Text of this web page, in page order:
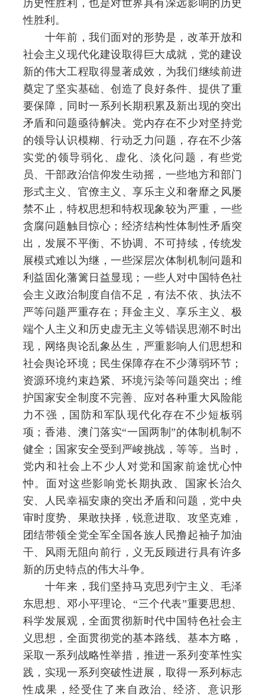
历史性胜利，也是对世界具有深远影响的历史
性胜利。
十年前，我们面对的形势是，改革开放和
社会主义现代化建设取得巨大成就，党的建设
新的伟大工程取得显著成效，为我们继续前进
奠定了坚实基础、创造了良好条件、提供了重
要保障，同时一系列长期积累及新出现的突出
矛盾和问题亟待解决。党内存在不少对坚持党
的领导认识模糊、行动乏力问题，存在不少落
实党的领导弱化、虚化、淡化问题，有些党
员、干部政治信仰发生动摇，一些地方和部门
形式主义、官僚主义、享乐主义和奢靡之风屡
禁不止，特权思想和特权现象较为严重，一些
贪腐问题触目惊心；经济结构性体制性矛盾突
出，发展不平衡、不协调、不可持续，传统发
展模式难以为继，一些深层次体制机制问题和
利益固化藩篱日益显现；一些人对中国特色社
会主义政治制度自信不足，有法不依、执法不
严等问题严重存在；拜金主义、享乐主义、极
端个人主义和历史虚无主义等错误思潮不时出
现，网络舆论乱象丛生，严重影响人们思想和
社会舆论环境；民生保障存在不少薄弱环节；
资源环境约束趋紧、环境污染等问题突出；维
护国家安全制度不完善、应对各种重大风险能
力不强，国防和军队现代化存在不少短板弱
项；香港、澳门落实“一国两制”的体制机制不
健全；国家安全受到严峻挑战，等等。当时，
党内和社会上不少人对党和国家前途忧心忡
忡。面对这些影响党长期执政、国家长治久
安、人民幸福安康的突出矛盾和问题，党中央
审时度势、果敢抉择，锐意进取、攻坚克难，
团结带领全党全军全国各族人民撸起袖子加油
干、风雨无阻向前行，义无反顾进行具有许多
新的历史特点的伟大斗争。
十年来，我们坚持马克思列宁主义、毛泽
东思想、邓小平理论、“三个代表”重要思想、
科学发展观，全面贯彻新时代中国特色社会主
义思想，全面贯彻党的基本路线、基本方略，
采取一系列战略性举措，推进一系列变革性实
践，实现一系列突破性进展，取得一系列标志
性成果，经受住了来自政治、经济、意识形